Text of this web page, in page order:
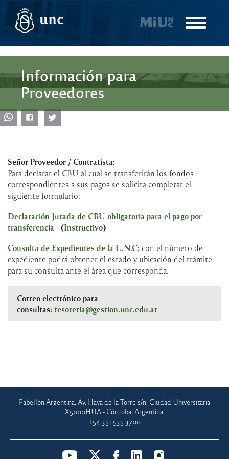
Pasar
contenido
Toggle
Información para
Proveedores
Señor Proveedor / Contratista:
Para declarar el CBU al cual se transferirán los fondos
correspondientes a sus pagos se solicita completar el
siguiente formulario:
Declaración Jurada de CBU obligatoria para el pago por
transferencia (Instructivo)
Consulta de Expedientes de la U.N.C: con el número de
expediente podrá obtener el estado y ubicación del trámite
para su consulta ante el área que corresponda.
Correo electrónico para
consultas: tesoreria@gestion.unc.edu.ar
Pabellón Argentina, Av. Haya de la Torre s/n, Ciudad Universitaria
X5000HUA - Córdoba, Argentina.
+54 351 535 3700